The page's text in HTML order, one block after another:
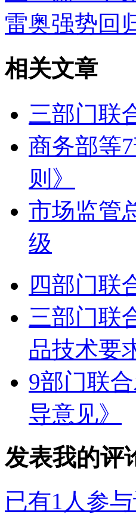
雷奥强势回
相关文章
三部门联
商务部等
则》
市场监管
级
四部门联
三部门联
品技术要
9部门联
导意见》
发表我的评
已有1 人参